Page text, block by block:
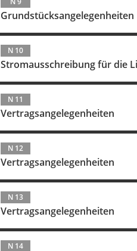
Grundstücksangelegenheiten
N 10
Stromausschreibung für die
N 11
Vertragsangelegenheiten
N 12
Vertragsangelegenheiten
N 13
Vertragsangelegenheiten
N 14